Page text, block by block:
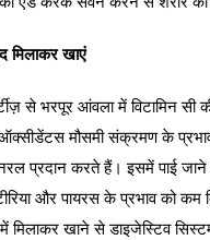
मिलाकर खाएं
से भरपूर आंवला में विटामिन सी
मौसमी संक्रमण के
प्रदान करते हैं। इसमें पाई जाने
और पायरस के प्रभाव को कम
खाने से डाइजेस्टिव